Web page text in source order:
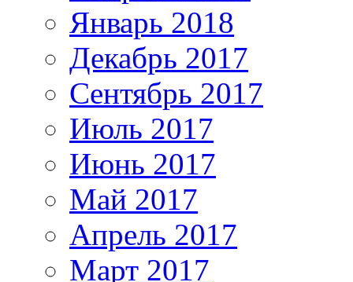
Январь 2018
Декабрь 2017
Сентябрь 2017
Июль 2017
Июнь 2017
Май 2017
Апрель 2017
Март 2017